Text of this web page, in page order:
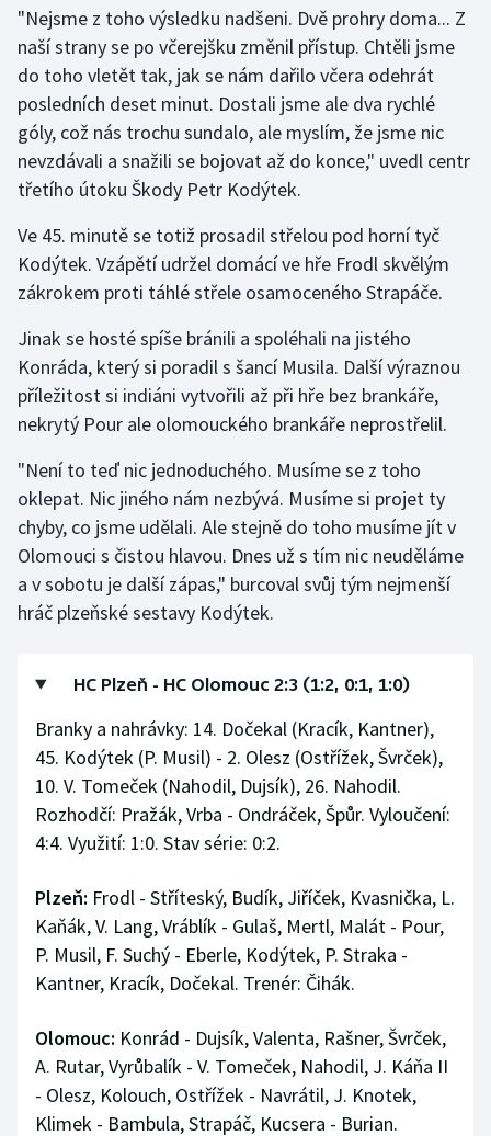
"Nejsme z toho výsledku nadšeni. Dvě prohry doma... Z
naší strany se po včerejšku změnil přístup. Chtěli jsme
do toho vletět tak, jak se nám dařilo včera odehrát
posledních deset minut. Dostali jsme ale dva rychlé
góly, což nás trochu sundalo, ale myslím, že jsme nic
nevzdávali a snažili se bojovat až do konce," uvedl centr
třetího útoku Škody Petr Kodýtek.
Ve 45. minutě se totiž prosadil střelou pod horní tyč
Kodýtek. Vzápětí udržel domácí ve hře Frodl skvělým
zákrokem proti táhlé střele osamoceného Strapáče.
Jinak se hosté spíše bránili a spoléhali na jistého
Konráda, který si poradil s šancí Musila. Další výraznou
příležitost si indiáni vytvořili až při hře bez brankáře,
nekrytý Pour ale olomouckého brankáře neprostřelil.
"Není to teď nic jednoduchého. Musíme se z toho
oklepat. Nic jiného nám nezbývá. Musíme si projet ty
chyby, co jsme udělali. Ale stejně do toho musíme jít v
Olomouci s čistou hlavou. Dnes už s tím nic neuděláme
a v sobotu je další zápas," burcoval svůj tým nejmenší
hráč plzeňské sestavy Kodýtek.
HC Plzeň - HC Olomouc 2:3 (1:2, 0:1, 1:0)
Branky a nahrávky: 14. Dočekal (Kracík, Kantner),
45. Kodýtek (P. Musil) - 2. Olesz (Ostřížek, Švrček),
10. V. Tomeček (Nahodil, Dujsík), 26. Nahodil.
Rozhodčí: Pražák, Vrba - Ondráček, Špůr. Vyloučení:
4:4. Využití: 1:0. Stav série: 0:2.
Plzeň: Frodl - Stříteský, Budík, Jiříček, Kvasnička, L.
Kaňák, V. Lang, Vráblík - Gulaš, Mertl, Malát - Pour,
P. Musil, F. Suchý - Eberle, Kodýtek, P. Straka -
Kantner, Kracík, Dočekal. Trenér: Čihák.
Olomouc: Konrád - Dujsík, Valenta, Rašner, Švrček,
A. Rutar, Vyrůbalík - V. Tomeček, Nahodil, J. Káňa II
- Olesz, Kolouch, Ostřížek - Navrátil, J. Knotek,
Klimek - Bambula, Strapáč, Kucsera - Burian.